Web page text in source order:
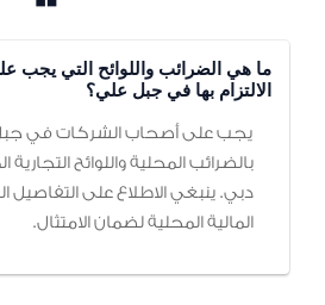
ما هي الضرائب واللوائح التي يجب
الالتزام بها في جبل علي؟
يجب على أصحاب الشركات في جبل
بالضرائب المحلية واللوائح
دبي. ينبغي الاطلاع على التفاصيل
المالية المحلية لضمان الامتثال.